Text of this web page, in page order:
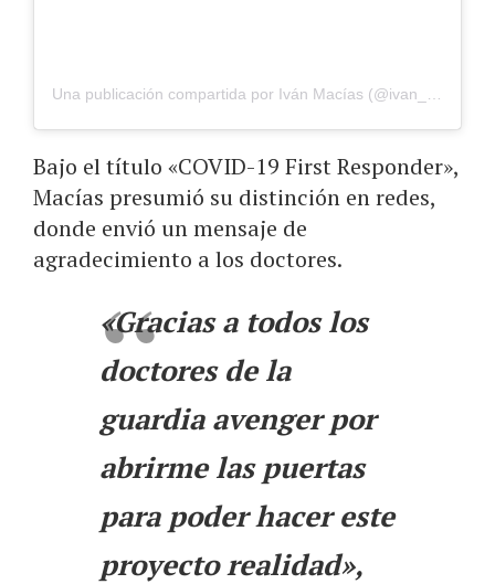
Bajo el título «COVID-19 First Responder»,
Macías presumió su distinción en redes,
donde envió un mensaje de
agradecimiento a los doctores.
«Gracias a todos los
doctores de la
guardia avenger por
abrirme las puertas
para poder hacer este
proyecto realidad»,